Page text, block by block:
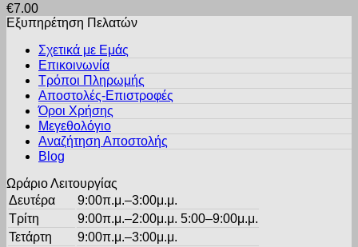
σελίδα
του
προϊόντος
έχει
πολλαπλές
επιλογές
μπορούν
επιλεγούν
σελίδα
€7.00
Εξυπηρέτηση Πελατών
Σχετικά με Εμάς
Επικοινωνία
Τρόποι Πληρωμής
Αποστολές-Επιστροφές
Όροι Χρήσης
Μεγεθολόγιο
Αναζήτηση Αποστολής
Blog
Ωράριο Λειτουργίας
Δευτέρα
9:00π.μ.–3:00μ.μ.
Τρίτη
9:00π.μ.–2:00μ.μ. 5:00–9:00μ.μ.
Τετάρτη
9:00π.μ.–3:00μ.μ.